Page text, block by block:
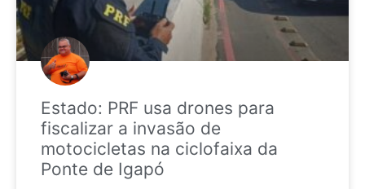
Estado: PRF usa drones para
fiscalizar a invasão de
motocicletas na ciclofaixa da
Ponte de Igapó